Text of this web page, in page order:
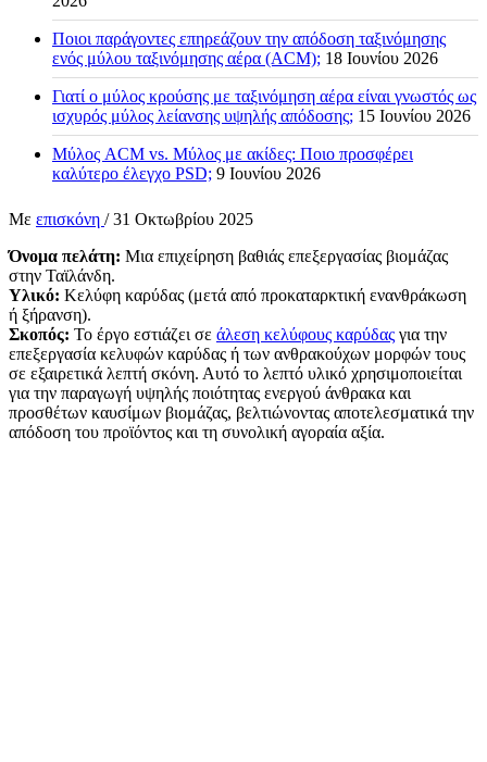
Ποιοι παράγοντες επηρεάζουν την απόδοση ταξινόμησης
ενός μύλου ταξινόμησης αέρα (ACM); 18 Ιουνίου 2026
Γιατί ο μύλος κρούσης με ταξινόμηση αέρα είναι γνωστός ως
ισχυρός μύλος λείανσης υψηλής απόδοσης; 15 Ιουνίου 2026
Μύλος ACM vs. Μύλος με ακίδες: Ποιο προσφέρει
καλύτερο έλεγχο PSD; 9 Ιουνίου 2026
Με επισκόνη /31 Οκτωβρίου 2025
Όνομα πελάτη: Μια επιχείρηση βαθιάς επεξεργασίας βιομάζας
στην Ταϊλάνδη.
Υλικό: Κελύφη καρύδας (μετά από προκαταρκτική ενανθράκωση
ή ξήρανση).
Σκοπός: Το έργο εστιάζει σε άλεση κελύφους καρύδας για την
επεξεργασία κελυφών καρύδας ή των ανθρακούχων μορφών τους
σε εξαιρετικά λεπτή σκόνη. Αυτό το λεπτό υλικό χρησιμοποιείται
για την παραγωγή υψηλής ποιότητας ενεργού άνθρακα και
προσθέτων καυσίμων βιομάζας, βελτιώνοντας αποτελεσματικά την
απόδοση του προϊόντος και τη συνολική αγοραία αξία.